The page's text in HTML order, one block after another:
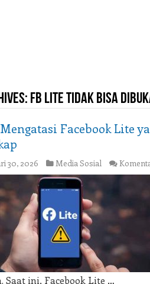
fb lite tidak bisa
Facebook Lite
30, 2026 Media Sosial
Saat ini, Facebook Lite …